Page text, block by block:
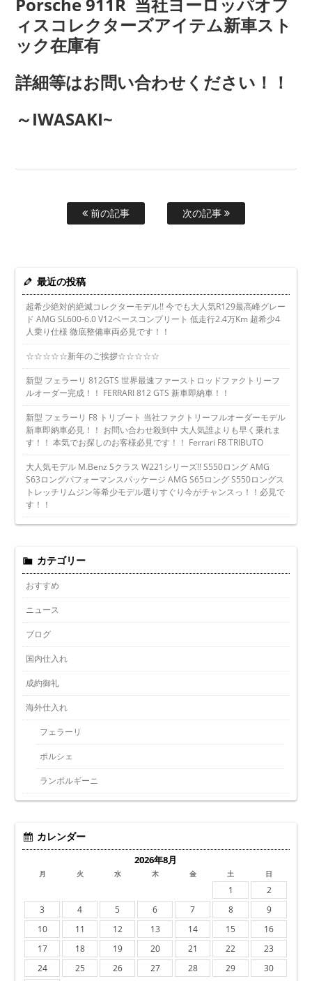
Porsche 911R 当社ヨーロッパオフ
ィスコレクターズアイテム新車スト
ック在庫有
詳細等はお問い合わせください！！
～IWASAKI~
前の記事 次の記事
最近の投稿
超希少絶対的絶滅コレクターモデル!! 今でも大人気R129最高峰グレー
ド AMG SL600-6.0 V12ベースコンプリート 低走行2.4万Km 超希少4
人乗り仕様 徹底整備車両必見です！！
☆☆☆☆☆新年のご挨拶☆☆☆☆☆
新型 フェラーリ 812GTS 世界最速ファーストロッドファクトリーフ
ルオーダー完成！！ FERRARI 812 GTS 新車即納車！！
新型 フェラーリ F8 トリブート 当社ファクトリーフルオーダーモデル
新車即納車必見！！ お問い合わせ殺到中 大人気誰よりも早く乗れま
す！！ 本気でお探しのお客様必見です！！ Ferrari F8 TRIBUTO
大人気モデル M.Benz Sクラス W221シリーズ!! S550ロング AMG
S63ロングパフォーマンスパッケージ AMG S65ロング S550ロングス
トレッチリムジン等希少モデル選りすぐり今がチャンスっ！！必見で
す！！
カテゴリー
おすすめ
ニュース
ブログ
国内仕入れ
成約御礼
海外仕入れ
フェラーリ
ポルシェ
ランボルギーニ
カレンダー
2026年8月
月 火 水 木 金 土 日
1
2
3
4 5 6 7 8
9
10
11 12 13 14 15
16
17
18 19 20 21 22
23
24
25 26 27 28 29
30